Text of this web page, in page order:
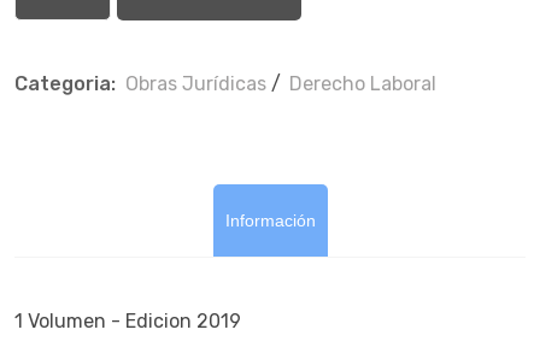
Categoria: Obras Jurí­dicas / Derecho Laboral
Información
1 Volumen - Edicion 2019